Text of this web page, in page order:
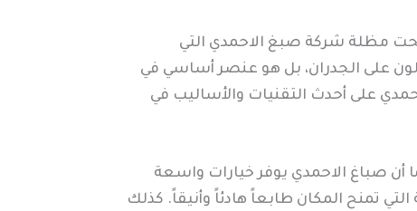
مظلة شركة صبغ الاحمدي التي
على الجدران، بل هو عنصر أساسي في
على أحدث التقنيات والأساليب في
أن صباغ الاحمدي يوفر خيارات واسعة
تمنح المكان طابعاً هادئاً وأنيقاً. كذلك